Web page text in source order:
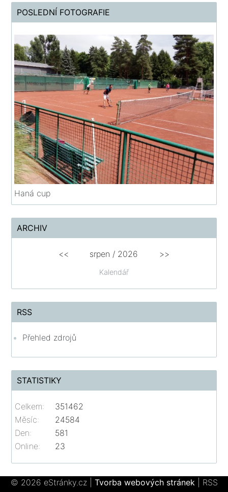
POSLEDNÍ FOTOGRAFIE
Haná cup
ARCHIV
Kalendář
<< srpen / 2026 >>
RSS
Přehled zdrojů
STATISTIKY
Online: 23
Celkem:
351462
Měsíc:
24584
Den:
581
© 2026 eStránky.cz Tvorba webových stránek| RSS